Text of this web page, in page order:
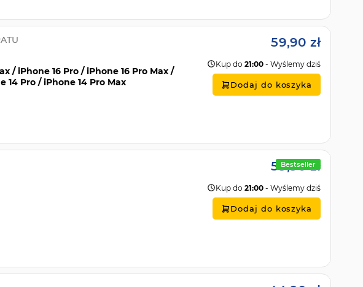
/ iPhone 16 Pro / iPhone 16 Pro Max /
14 Pro / iPhone 14 Pro Max
59,90 zł
Kup do 21:00 - Wyślemy dziś
Dodaj do koszyka
Bestseller
59,90 zł
Kup do 21:00 - Wyślemy dziś
Dodaj do koszyka